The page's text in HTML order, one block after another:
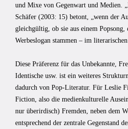
und Mixe von Gegenwart und Medien.
Schäfer (2003: 15) betont, „wenn der
gleichgültig, ob sie aus einem
Werbeslogan stammen – im
Diese Präferenz für das Unbekannte,
Identische usw. ist ein weiteres
dadurch von Pop-Literatur. Für Leslie
Fiction, also die medienkulturelle
nur überirdisch) Fremden, neben dem
entsprechend der zentrale Gegenstand